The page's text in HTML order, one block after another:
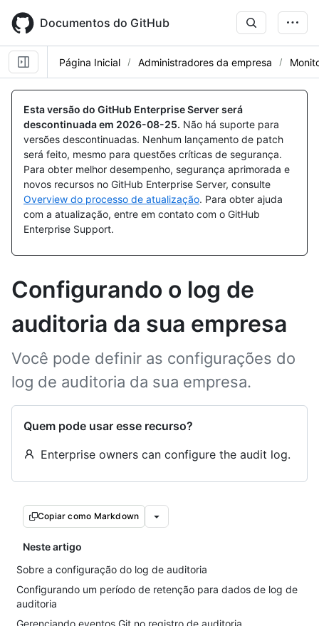
main
content
Documentos do GitHub
Página Inicial Administradores da empresa
Esta versão do GitHub Enterprise Server será
descontinuada em 2026-08-25. Não há suporte para
versões descontinuadas. Nenhum lançamento de patch
será feito, mesmo para questões críticas de segurança.
Para obter melhor desempenho, segurança aprimorada e
novos recursos no GitHub Enterprise Server, consulte
Overview do processo de atualização. Para obter ajuda
com a atualização, entre em contato com o GitHub
Enterprise Support.
Configurando o log de
auditoria da sua empresa
Você pode definir as configurações do
log de auditoria da sua empresa.
Quem pode usar esse recurso?
Enterprise owners can configure the audit log.
Copiar como Markdown
Neste artigo
Sobre a configuração do log de auditoria
Configurando um período de retenção para dados de log de
auditoria
Gerenciando eventos Git no registro de auditoria